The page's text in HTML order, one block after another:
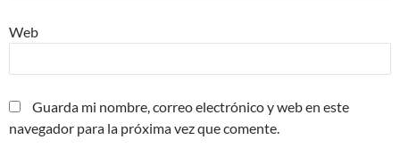
Web
Guarda mi nombre, correo electrónico y web en este
navegador para la próxima vez que comente.